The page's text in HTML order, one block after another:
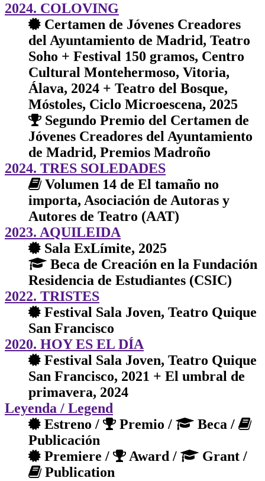
2024. COLOVING
Certamen de Jóvenes Creadores
del Ayuntamiento de Madrid, Teatro
Soho + Festival 150 gramos, Centro
Cultural Montehermoso, Vitoria,
Álava, 2024 + Teatro del Bosque,
Móstoles, Ciclo Microescena, 2025
Segundo Premio del Certamen de
Jóvenes Creadores del Ayuntamiento
de Madrid, Premios Madroño
2024. TRES SOLEDADES
Volumen 14 de El tamaño no
importa, Asociación de Autoras y
Autores de Teatro (AAT)
2023. AQUILEIDA
Sala ExLímite, 2025
Beca de Creación en la Fundación
Residencia de Estudiantes (CSIC)
2022. TRISTES
Festival Sala Joven, Teatro Quique
San Francisco
2020. HOY ES EL DÍA
Festival Sala Joven, Teatro Quique
San Francisco, 2021 + El umbral de
primavera, 2024
Leyenda / Legend
Estreno /
Premio /
Beca /
Publicación
Premiere /
Award /
Grant /
Publication